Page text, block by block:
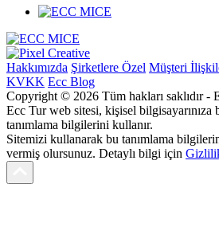
Hakkımızda Şirketlere Özel Müşteri
KVKK Ecc Blog
Copyright © 2026 Tüm hakları saklıdır -
Ecc Tur web sitesi, kişisel bilgisayarınıza
tanımlama bilgilerini kullanır.
Sitemizi kullanarak bu tanımlama
vermiş olursunuz. Detaylı bilgi için